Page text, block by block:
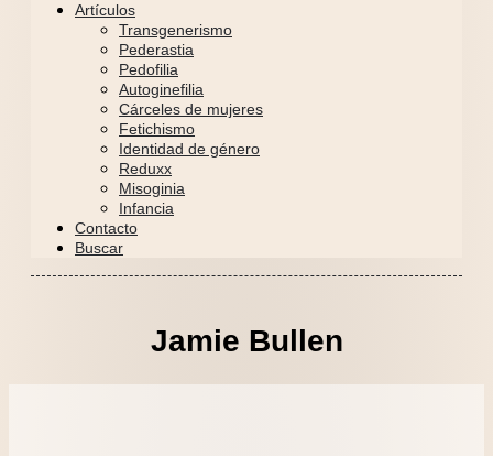
Artículos
Transgenerismo
Pederastia
Pedofilia
Autoginefilia
Cárceles de mujeres
Fetichismo
Identidad de género
Reduxx
Misoginia
Infancia
Contacto
Buscar
Jamie Bullen